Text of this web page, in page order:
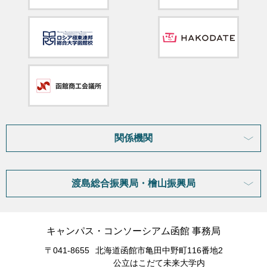
関係機関
渡島総合振興局・檜山振興局
キャンパス・コンソーシアム函館 事務局
〒041-8655
北海道函館市亀田中野町116番地2
公立はこだて未来大学内